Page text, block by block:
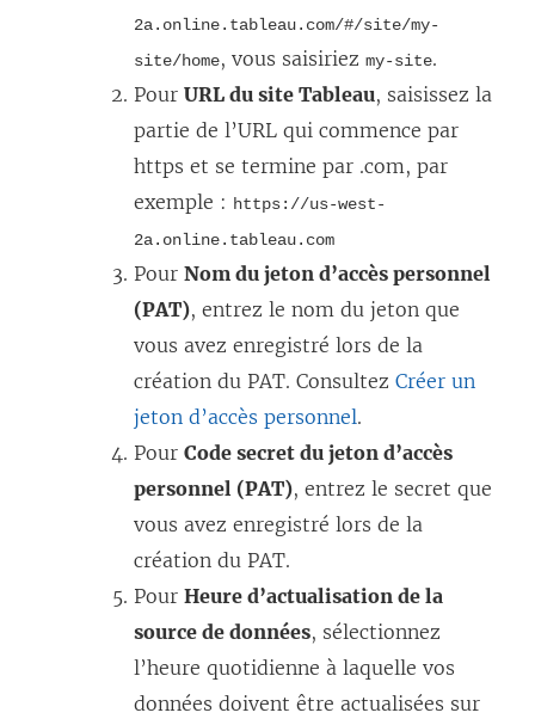
2a.online.tableau.com/#/site/my-
site/home, vous saisiriez my-site.
Pour URL du site Tableau, saisissez la
partie de l’URL qui commence par
https et se termine par .com, par
exemple : https://us-west-
2a.online.tableau.com
Pour Nom du jeton d’accès personnel
(PAT), entrez le nom du jeton que
vous avez enregistré lors de la
création du PAT. Consultez Créer un
jeton d’accès personnel.
Pour Code secret du jeton d’accès
personnel (PAT), entrez le secret que
vous avez enregistré lors de la
création du PAT.
Pour Heure d’actualisation de la
source de données, sélectionnez
l’heure quotidienne à laquelle vos
données doivent être actualisées sur